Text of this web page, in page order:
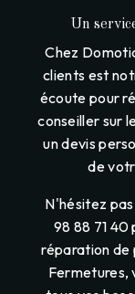
Un
Chez
clients est
écoute pour
conseiller sur
un devis
de
N'hésitez
98 88 71 40
réparation de
Fermetures,